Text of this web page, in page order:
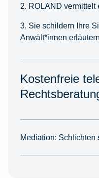
2. ROLAND vermittelt
3. Sie schildern Ihre
Anwält*innen
Kostenfreie
Mediation: Schlichten